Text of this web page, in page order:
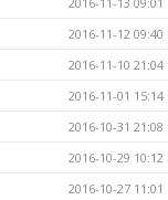
2016-11-12 09:40
2016-11-10 21:04
2016-11-01 15:14
2016-10-31 21:08
2016-10-29 10:12
2016-10-27 11:01